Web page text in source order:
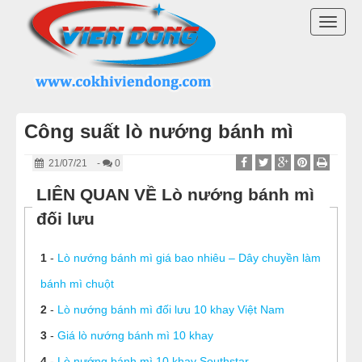
Công suất lò nướng bánh mì
21/07/21 - 0
LIÊN QUAN VỀ Lò nướng bánh mì
đối lưu
1- Lò nướng bánh mì giá bao nhiêu – Dây chuyền làm
bánh mì chuột
2- Lò nướng bánh mì đối lưu 10 khay Việt Nam
3- Giá lò nướng bánh mì 10 khay
DANH MỤC SẢN PHẨM
MÁY TRỘN BỘT
MÁY SE BỘT
TỦ Ủ BỘT
LÒ NƯỚNG BÁNH MÌ ĐỐI LƯU
LÒ NƯỚNG BÁNH NGỌT